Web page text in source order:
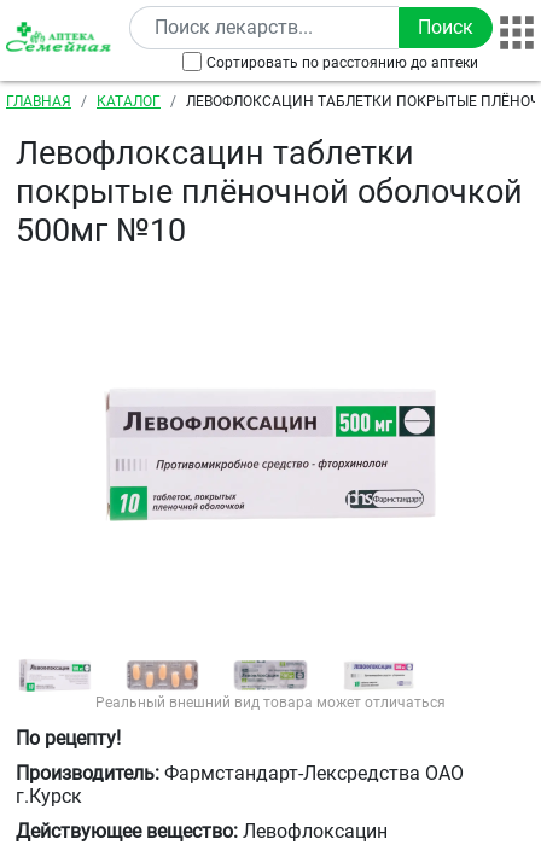
Перейти к основному содержанию
Сортировать по расстоянию до аптеки
Строка навигации
ГЛАВНАЯ КАТАЛОГ
ЛЕВОФЛОКСАЦИН ТАБЛЕТКИ ПОКРЫТЫЕ
Левофлоксацин таблетки
покрытые плёночной оболочкой
500мг №10
Реальный внешний вид товара может отличаться
По рецепту!
Производитель: Фармстандарт-Лексредства ОАО
г.Курск
Действующее вещество: Левофлоксацин